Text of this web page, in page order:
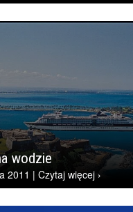
wodzie
2011 | Czytaj więcej ›